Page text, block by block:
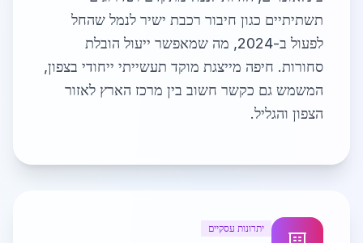
תשתיתיים כגון חיבור רכבת ישיר לנמל שהחל
לפעול ב-2024, מה שמאפשר ייעול הובלת
סחורות. חיפה מייצגת מוקד תעשייתי ייחודי בצפון,
המשמש גם כקשר חשוב בין מרכז הארץ לאזור
הצפון והגליל.
יתרונות עסקיים